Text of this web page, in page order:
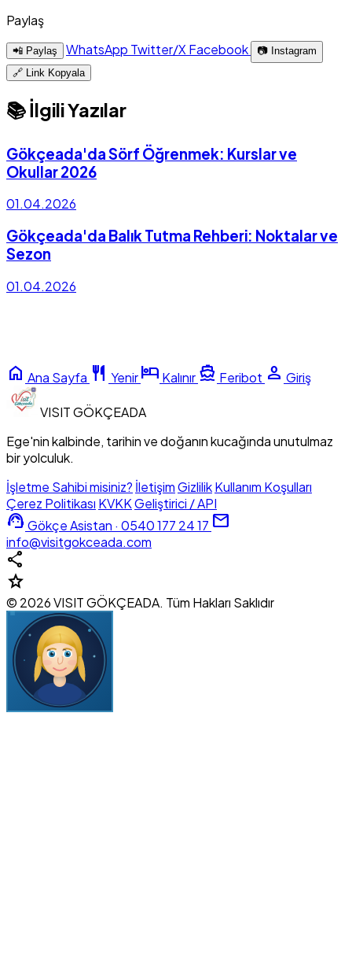
Paylaş
📲 Paylaş WhatsApp Twitter/X Facebook
📷 Instagram
🔗 Link Kopyala
📚 İlgili Yazılar
Gökçeada'da Sörf Öğrenmek: Kurslar ve
Okullar 2026
01.04.2026
Gökçeada'da Balık Tutma Rehberi: Noktalar ve
Sezon
01.04.2026
home Ana Sayfa restaurant Yenirhotel Kalınır directions_boat Feribot person Giriş
VISITGÖKÇEADA
Ege'nin kalbinde, tarihin ve doğanın kucağında unutulmaz
bir yolculuk.
İşletme Sahibi misiniz? İletişimGizlilikKullanım Koşulları
Çerez Politikası KVKKGeliştirici / API
support_agent Gökçe Asistan · 0540 177 24 17 mail
info@visitgokceada.com
share
star
© 2026 VISIT GÖKÇEADA. Tüm Hakları Saklıdır